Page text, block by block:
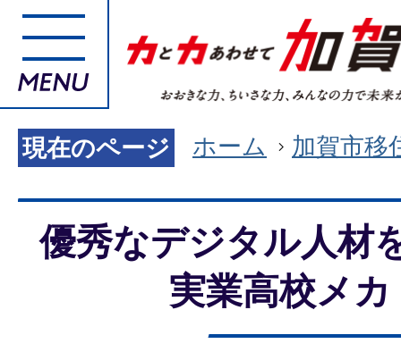
現在のページ ホーム 加賀市移
優秀なデジタル人材
実業高校メ